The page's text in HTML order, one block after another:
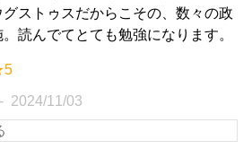
ストゥスだからこその、数々の政
読んでてとても勉強になります。
2024/11/03